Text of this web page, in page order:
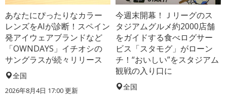
あなたにぴったりなカラー
レンズをAIが診断！スペイン
発アイウェアブランドなど
「OWNDAYS」イチオシの
サングラスが続々リリース
全国
2026年8月4日 17:00更新
今週末開幕！Ｊリーグのス
タジアムグルメ約2000店舗
をガイドする食べログサー
ビス「スタモグ」がローン
チ！“おいしい”をスタジアム
観戦の入り口に
全国